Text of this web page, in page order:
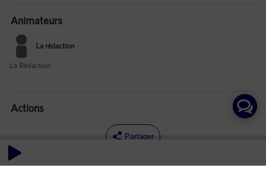
Animateurs
La rédaction
La Rédaction
Actions
Partager
Commentaires